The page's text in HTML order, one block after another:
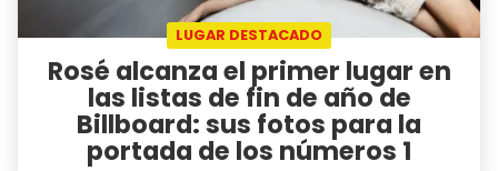
LUGAR DESTACADO
Rosé alcanza el primer lugar en
las listas de fin de año de
Billboard: sus fotos para la
portada de los números 1